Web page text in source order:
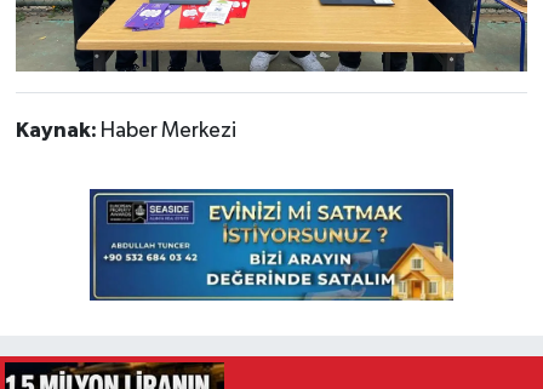
Kaynak: Haber Merkezi